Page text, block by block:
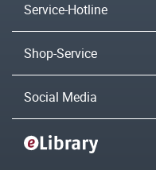
Service-Hotline
Shop-Service
Social Media